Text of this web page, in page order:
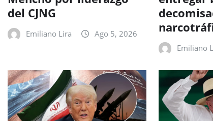
del CJNG
Emiliano Lira Ago 5, 2026
Emiliano